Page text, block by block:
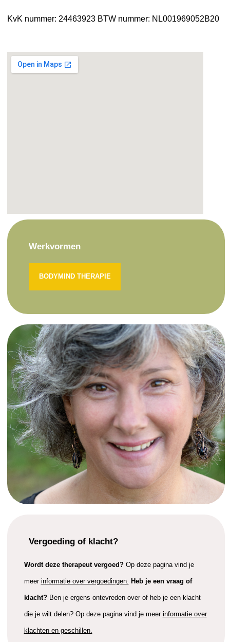
KvK nummer: 24463923 BTW nummer: NL001969052B20
Werkvormen
BODYMIND THERAPIE
Vergoeding of klacht?
Wordt deze therapeut vergoed?Op deze pagina vind je
meer informatie over vergoedingen. Heb je een vraag of
klacht? Ben je ergens ontevreden over of heb je een klacht
die je wilt delen? Op deze pagina vind je meer informatie over
klachten en geschillen.